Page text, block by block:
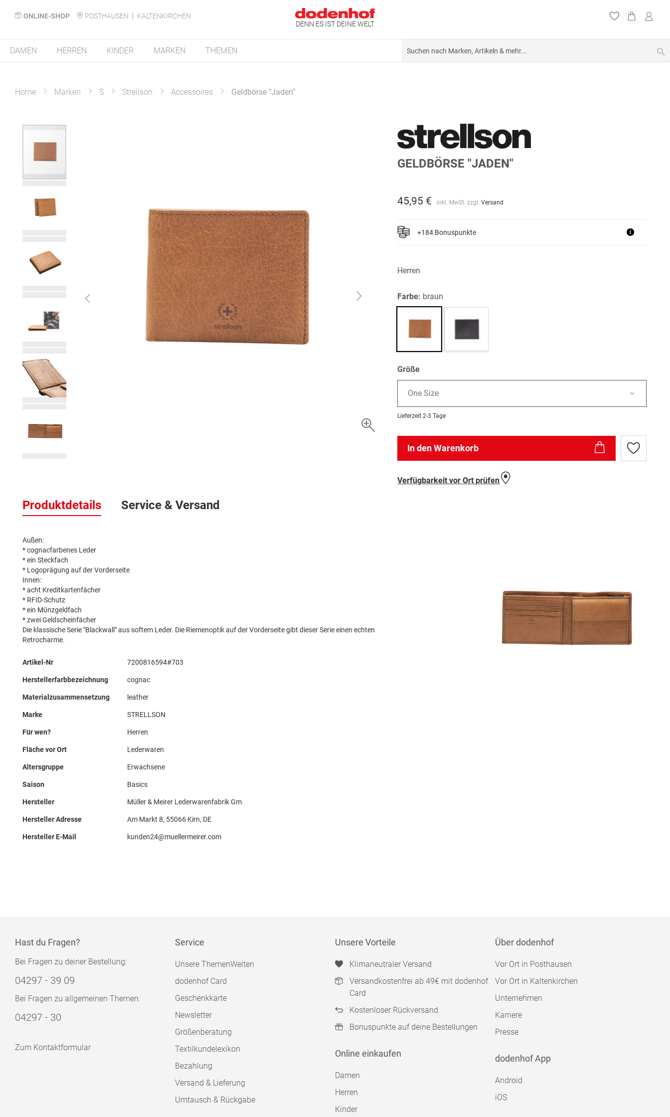
ONLINE-SHOP POSTHAUSEN
KALTENKIRCHEN
DENN ES IST DEINE WELT
DAMEN HERREN KINDER MARKEN THEMEN
Home Marken S Strellson Accessoires Geldbörse "Jaden"
Zum
Bildergalerie
Bildergalerie
springen
GELDBÖRSE "JADEN"
45,95 € inkl. MwSt. zzgl.Versand
+184 Bonuspunkte i
Herren
Farbe: braun
Größe
One Size
Lieferzeit 2-3 Tage
In den Warenkorb
Zur
Wunschliste
Verfügbarkeit vor Ort prüfen
Produktdetails
Außen:
* cognacfarbenes Leder
* ein Steckfach
* Logoprägung auf der Vorderseite
Innen:
* acht Kreditkartenfächer
* RFID-Schutz
* ein Münzgeldfach
* zwei Geldscheinfächer
Die klassische Serie "Blackwall" aus softem Leder. Die Riemenoptik auf der Vorderseite gibt dieser Serie einen echten
Retrocharme.
Mehr
Artikel-Nr 7200816594#703
Herstellerfarbbezeichnung cognac
Materialzusammensetzung leather
Marke STRELLSON
Für wen? Herren
Fläche vor Ort Lederwaren
Altersgruppe Erwachsene
Saison Basics
Hersteller Müller & Meirer Lederwarenfabrik Gm
Hersteller Adresse Am Markt 8, 55066 Kirn, DE
Hersteller E-Mail kunden24@muellermeirer.com
Service & Versand
Hast du Fragen?
Bei Fragen zu deiner Bestellung:
04297 - 39 09
Bei Fragen zu allgemeinen Themen:
04297 - 30
Zum Kontaktformular
Service
Unsere ThemenWelten
dodenhof Card
Geschenkkarte
Newsletter
Größenberatung
Textilkundelexikon
Bezahlung
Versand & Lieferung
Umtausch & Rückgabe
Unsere Vorteile
Klimaneutraler Versand
Versandkostenfrei ab 49€ mit dodenhof
Card
Kostenloser Rückversand
Bonuspunkte auf deine Bestellungen
Online einkaufen
Damen
Herren
Kinder
Über dodenhof
Vor Ort in Posthausen
Vor Ort in Kaltenkirchen
Unternehmen
Karriere
Presse
dodenhof App
Android
iOS